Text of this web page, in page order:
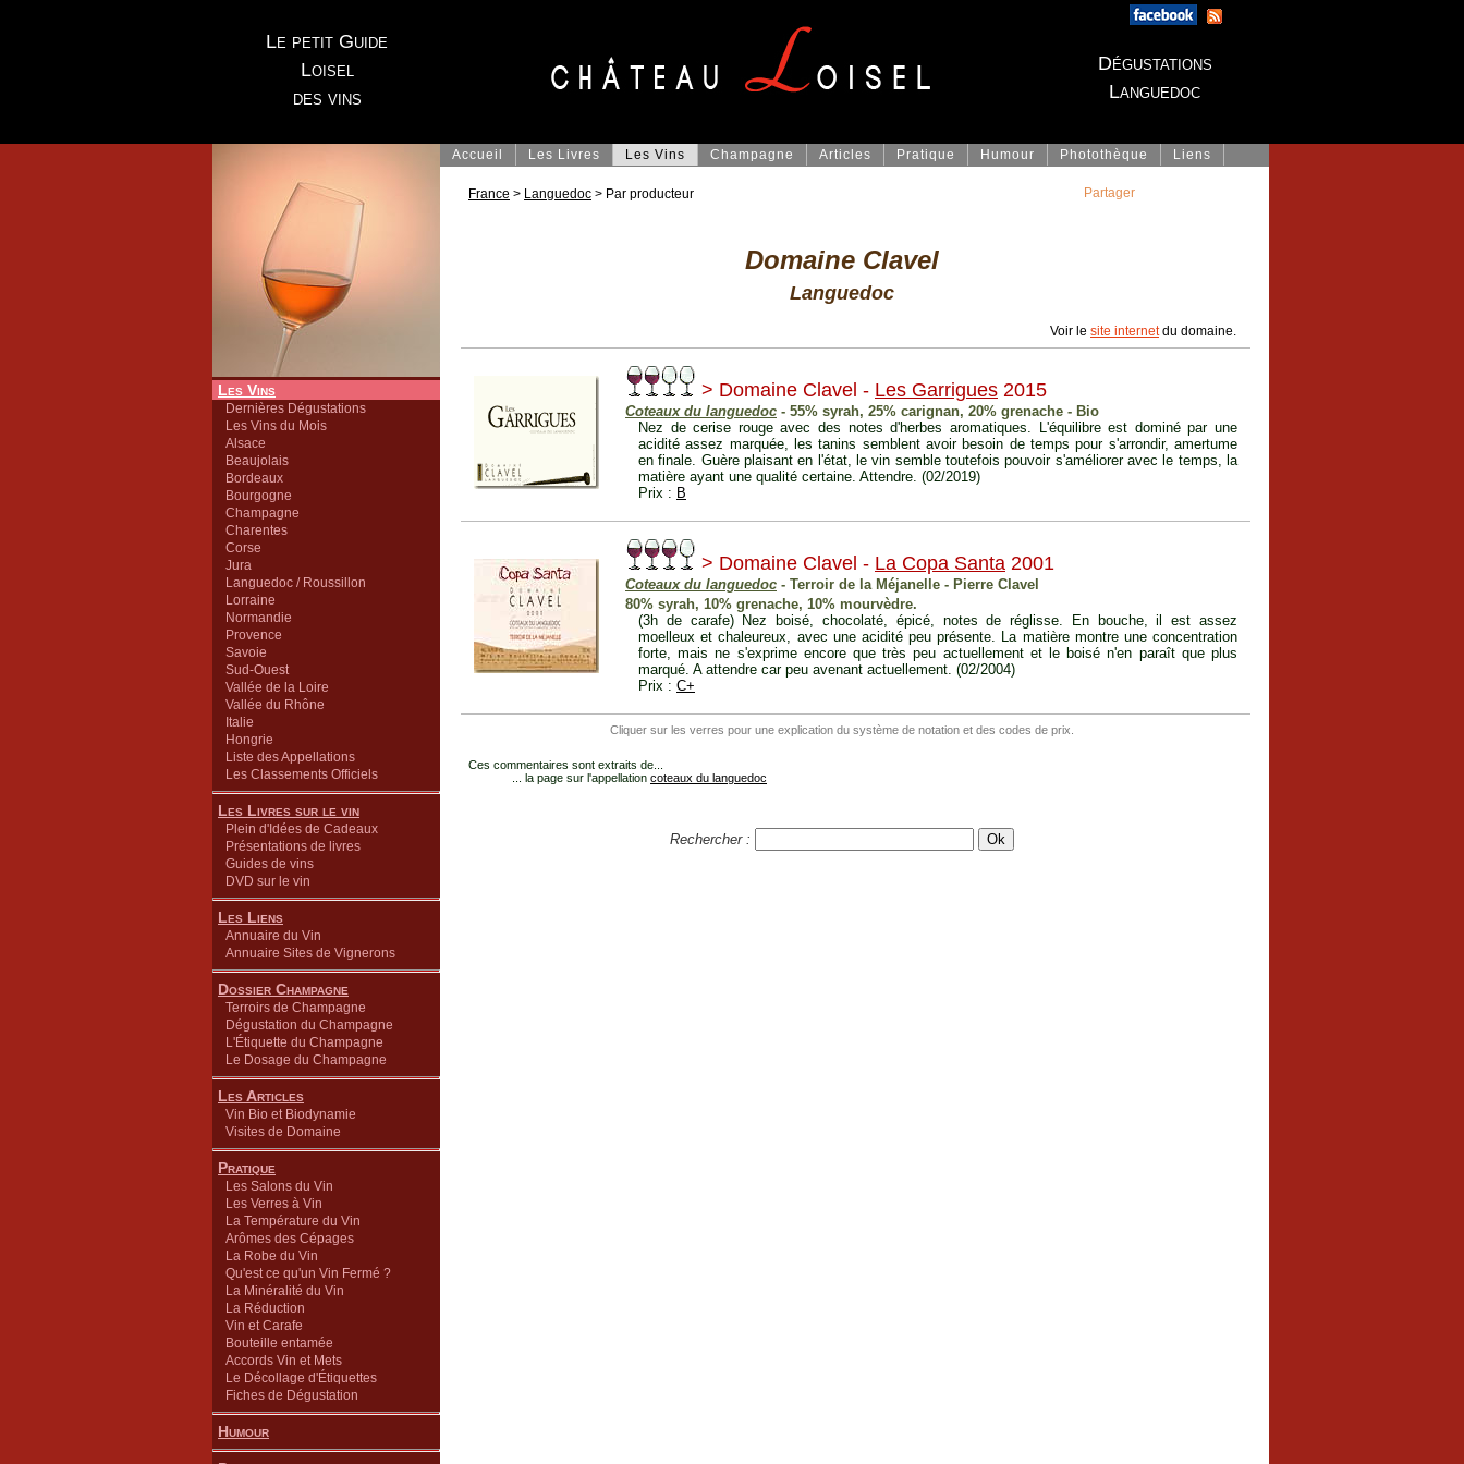
Le petit Guide
Loisel
des vins
Dégustations
Languedoc
Les Vins
Dernières Dégustations
Les Vins du Mois
Alsace
Beaujolais
Bordeaux
Bourgogne
Champagne
Charentes
Corse
Jura
Languedoc / Roussillon
Lorraine
Normandie
Provence
Savoie
Sud-Ouest
Vallée de la Loire
Vallée du Rhône
Italie
Hongrie
Liste des Appellations
Les Classements Officiels
Les Livres sur le vin
Plein d'Idées de Cadeaux
Présentations de livres
Guides de vins
DVD sur le vin
Les Liens
Annuaire du Vin
Annuaire Sites de Vignerons
Dossier Champagne
Terroirs de Champagne
Dégustation du Champagne
L'Étiquette du Champagne
Le Dosage du Champagne
Les Articles
Vin Bio et Biodynamie
Visites de Domaine
Pratique
Les Salons du Vin
Les Verres à Vin
La Température du Vin
Arômes des Cépages
La Robe du Vin
Qu'est ce qu'un Vin Fermé ?
La Minéralité du Vin
La Réduction
Vin et Carafe
Bouteille entamée
Accords Vin et Mets
Le Décollage d'Étiquettes
Fiches de Dégustation
Humour
Accueil Les Livres Les Vins Champagne Articles Pratique Humour Photothèque Liens
France > Languedoc > Par producteur
Domaine Clavel
Languedoc
Voir le site internetdu domaine.
> Domaine Clavel - Les Garrigues 2015
Coteaux du languedoc - 55% syrah, 25% carignan, 20% grenache - Bio
Nez de cerise rouge avec des notes d'herbes aromatiques. L'équilibre est dominé par une
acidité assez marquée, les tanins semblent avoir besoin de temps pour s'arrondir, amertume
en finale. Guère plaisant en l'état, le vin semble toutefois pouvoir s'améliorer avec le temps, la
matière ayant une qualité certaine. Attendre. (02/2019)
Prix : B
> Domaine Clavel - La Copa Santa 2001
Coteaux du languedoc - Terroir de la Méjanelle - Pierre Clavel
80% syrah, 10% grenache, 10% mourvèdre.
(3h de carafe) Nez boisé, chocolaté, épicé, notes de réglisse. En bouche, il est assez
moelleux et chaleureux, avec une acidité peu présente. La matière montre une concentration
forte, mais ne s'exprime encore que très peu actuellement et le boisé n'en paraît que plus
marqué. A attendre car peu avenant actuellement. (02/2004)
Prix : C+
Cliquer sur les verres pour une explication du système de notation et des codes de prix.
Ces commentaires sont extraits de...
... la page sur l'appellation coteaux du languedoc
Rechercher :
Partager